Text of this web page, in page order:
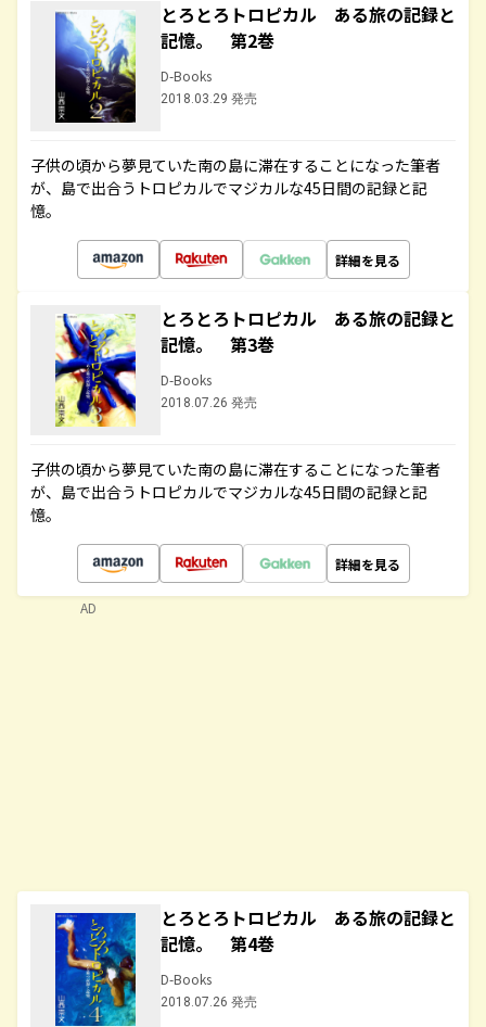
とろとろトロピカル ある旅の記録と
記憶。 第2巻
D-Books
2018.03.29 発売
子供の頃から夢見ていた南の島に滞在することになった筆者
が、島で出合うトロピカルでマジカルな45日間の記録と記
憶。
詳細を見る
とろとろトロピカル ある旅の記録と
記憶。 第3巻
D-Books
2018.07.26 発売
子供の頃から夢見ていた南の島に滞在することになった筆者
が、島で出合うトロピカルでマジカルな45日間の記録と記
憶。
詳細を見る
とろとろトロピカル ある旅の記録と
記憶。 第4巻
D-Books
2018.07.26 発売
AD